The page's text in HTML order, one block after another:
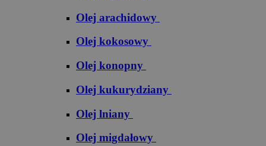
Olej arachidowy
Olej kokosowy
Olej konopny
Olej kukurydziany
Olej lniany
Olej migdałowy